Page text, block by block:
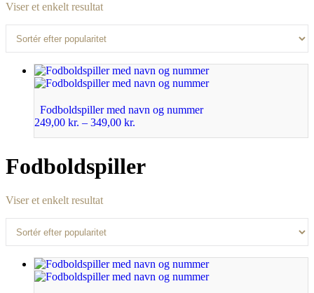
Viser et enkelt resultat
Fodboldspiller med navn og nummer
249,00 kr. – 349,00 kr.
Fodboldspiller
Viser et enkelt resultat